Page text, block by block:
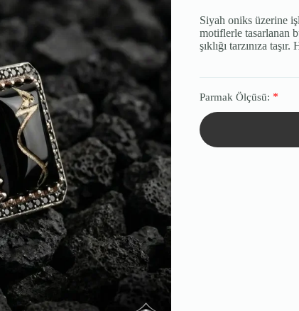
Siyah oniks üzerine
motiflerle tasarlanan
şıklığı tarzınıza
Parmak Ölçüsü: *